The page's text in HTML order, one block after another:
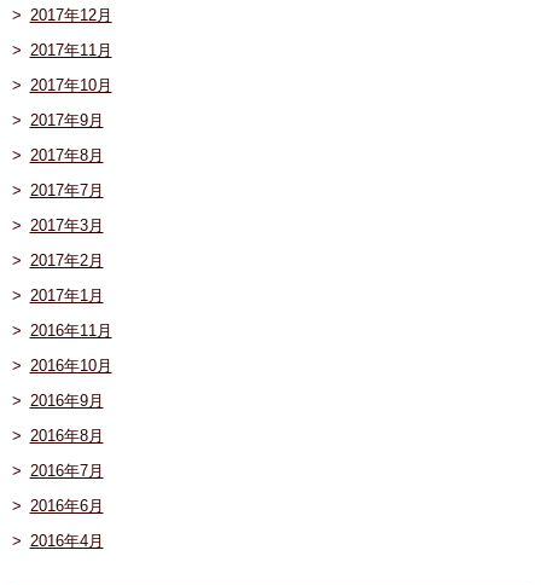
2017年12月
2017年11月
2017年10月
2017年9月
2017年8月
2017年7月
2017年3月
2017年2月
2017年1月
2016年11月
2016年10月
2016年9月
2016年8月
2016年7月
2016年6月
2016年4月